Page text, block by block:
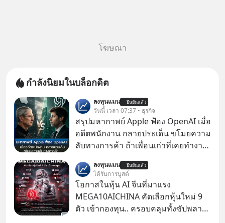
โฆษณา
กำลังนิยมในบล็อกดิต
ลงทุนแมน ยืนยันแล้ว
วันนี้ เวลา 07:37 • ธุรกิจ
สรุปมหากาพย์ Apple ฟ้อง OpenAI เมื่อ
อดีตพนักงาน กลายประเด็น ขโมยความ
ลับทางการค้า ถ้าเพื่อนเก่าที่เคยทำงาน
เก่าที่เขาเคยทำไว้ ตอนยังอยู่บริษัท
เดียวกัน
ลงทุนแมน ยืนยันแล้ว
ได้รับการบูสต์
โอกาสในหุ้น AI จีนที่มาแรง
MEGA10AICHINA คัดเลือกหุ้นใหม่ 9
ตัว เข้ากองทุน.. ครอบคลุมทั้งซัปพลาย